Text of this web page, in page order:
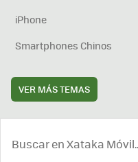
iPhone
Smartphones Chinos
VER MÁS TEMAS